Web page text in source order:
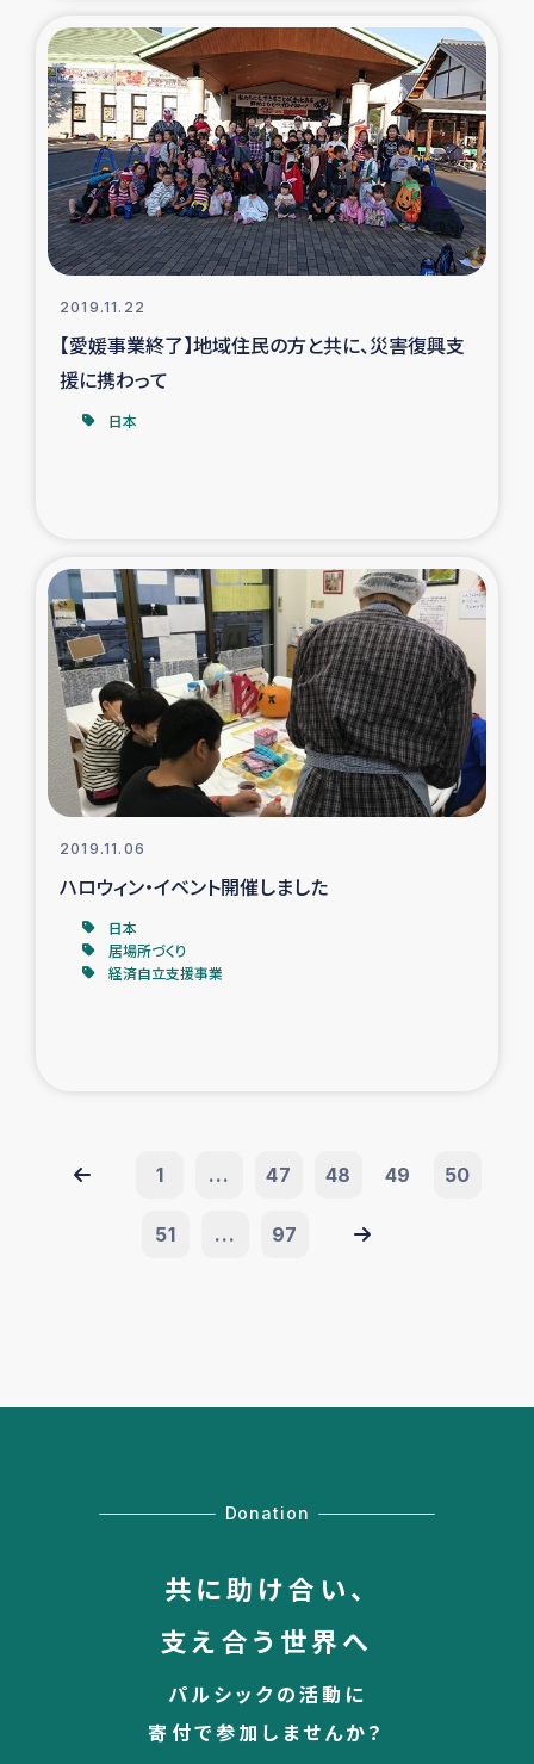
2019.11.22
【愛媛事業終了】地域住民の方と共に、災害復興支
援に携わって
日本
2019.11.06
ハロウィン・イベント開催しました
日本
居場所づくり
経済自立支援事業
1 ... 47 48 49 50
51 ... 97
Donation
共に助け合い、
支え合う世界へ
パルシックの活動に
寄付で参加しませんか？